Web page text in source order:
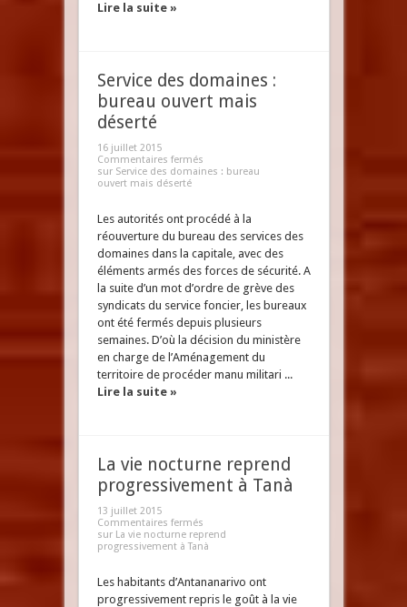
Lire la suite »
Service des domaines :
bureau ouvert mais
déserté
16 juillet 2015
Commentaires fermés
sur Service des domaines : bureau
ouvert mais déserté
Les autorités ont procédé à la
réouverture du bureau des services des
domaines dans la capitale, avec des
éléments armés des forces de sécurité. A
la suite d’un mot d’ordre de grève des
syndicats du service foncier, les bureaux
ont été fermés depuis plusieurs
semaines. D’où la décision du ministère
en charge de l’Aménagement du
territoire de procéder manu militari ...
Lire la suite »
La vie nocturne reprend
progressivement à Tanà
13 juillet 2015
Commentaires fermés
sur La vie nocturne reprend
progressivement à Tanà
Les habitants d’Antananarivo ont
progressivement repris le goût à la vie